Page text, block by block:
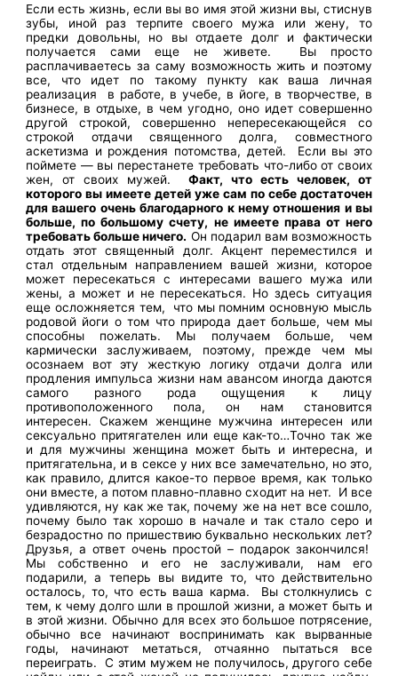
Если есть жизнь, если вы во имя этой жизни вы, стиснув
зубы, иной раз терпите своего мужа или жену, то
предки довольны, но вы отдаете долг и фактически
получается сами еще не живете. Вы просто
расплачиваетесь за саму возможность жить и поэтому
все, что идет по такому пункту как ваша личная
реализация в работе, в учебе, в йоге, в творчестве, в
бизнесе, в отдыхе, в чем угодно, оно идет совершенно
другой строкой, совершенно непересекающейся со
строкой отдачи священного долга, совместного
аскетизма и рождения потомства, детей. Если вы это
поймете — вы перестанете требовать что-либо от своих
жен, от своих мужей. Факт, что есть человек, от
которого вы имеете детей уже сам по себе достаточен
для вашего очень благодарного к нему отношения и вы
больше, по большому счету, не имеете права от него
требовать больше ничего. Он подарил вам возможность
отдать этот священный долг. Акцент переместился и
стал отдельным направлением вашей жизни, которое
может пересекаться с интересами вашего мужа или
жены, а может и не пересекаться. Но здесь ситуация
еще осложняется тем, что мы помним основную мысль
родовой йоги о том что природа дает больше, чем мы
способны пожелать. Мы получаем больше, чем
кармически заслуживаем, поэтому, прежде чем мы
осознаем вот эту жесткую логику отдачи долга или
продления импульса жизни нам авансом иногда даются
самого разного рода ощущения к лицу
противоположенного пола, он нам становится
интересен. Скажем женщине мужчина интересен или
сексуально притягателен или еще как-то…Точно так же
и для мужчины женщина может быть и интересна, и
притягательна, и в сексе у них все замечательно, но это,
как правило, длится какое-то первое время, как только
они вместе, а потом плавно-плавно сходит на нет. И все
удивляются, ну как же так, почему же на нет все сошло,
почему было так хорошо в начале и так стало серо и
безрадостно по пришествию буквально нескольких лет?
Друзья, а ответ очень простой – подарок закончился!
Мы собственно и его не заслуживали, нам его
подарили, а теперь вы видите то, что действительно
осталось, то, что есть ваша карма. Вы столкнулись с
тем, к чему долго шли в прошлой жизни, а может быть и
в этой жизни. Обычно для всех это большое потрясение,
обычно все начинают воспринимать как вырванные
годы, начинают метаться, отчаянно пытаться все
переиграть. С этим мужем не получилось, другого себе